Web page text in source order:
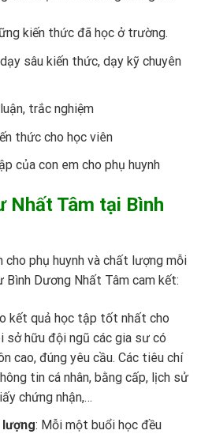
kiến thức đã học ở trường.
sâu kiến thức, dạy kỹ chuyên
trắc nghiệm
thức cho học viên
của con em cho phụ huynh
Nhất Tâm tại Bình
phụ huynh và chất lượng mỗi
Dương Nhất Tâm cam kết:
kết quả học tập tốt nhất cho
sở hữu đội ngũ các gia sư có
cao, đúng yêu cầu. Các tiêu chí
tin cá nhân, bằng cấp, lịch sử
chứng nhận,…
: Mỗi một buổi học đều